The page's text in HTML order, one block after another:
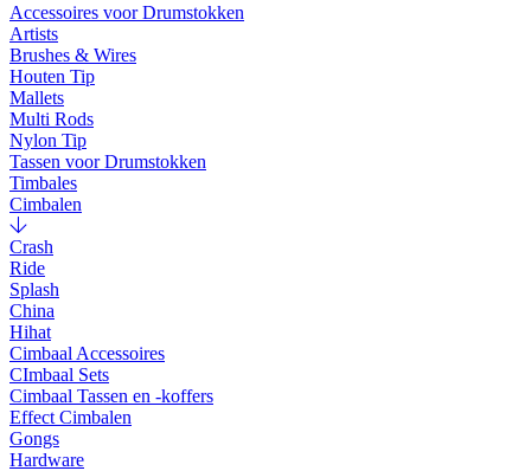
Accessoires voor Drumstokken
Artists
Brushes & Wires
Houten Tip
Mallets
Multi Rods
Nylon Tip
Tassen voor Drumstokken
Timbales
Cimbalen
Crash
Ride
Splash
China
Hihat
Cimbaal Accessoires
CImbaal Sets
Cimbaal Tassen en -koffers
Effect Cimbalen
Gongs
Hardware